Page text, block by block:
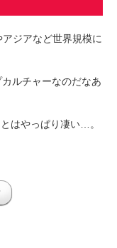
ジアなど世界規模に
ルチャーなのだなあ
はやっぱり凄い…。